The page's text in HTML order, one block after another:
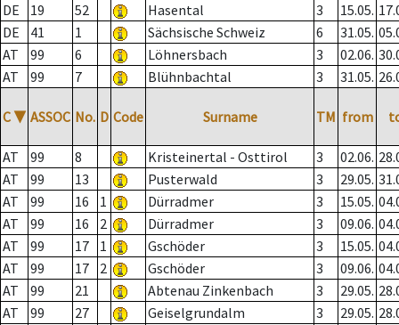
DE
19 52 Hasental 3 15.05.
DE
41 1 Sächsische Schweiz 6 31.05.
AT
99 6 Löhnersbach 3 02.06.
AT
99 7 Blühnbachtal 3 31.05.
C ▼ ASSOC No. D Code Surname TM from
AT 99 8 Kristeinertal - Osttirol 3 02.06.
AT
99 13 Pusterwald 3 29.05.
AT
99 16 1 Dürradmer 3 15.05.
AT
99 16 2 Dürradmer 3 09.06.
AT
99 17 1 Gschöder 3 15.05.
AT
99 17 2 Gschöder 3 09.06.
AT
99 21 Abtenau Zinkenbach 3 29.05.
AT
99 27 Geiselgrundalm 3 29.05.